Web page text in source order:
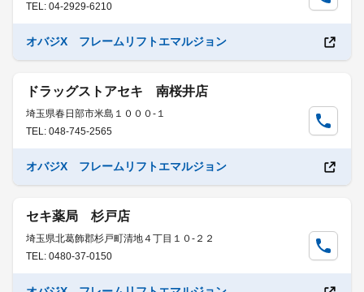
TEL: 04-2929-6210
オバジX フレームリフトエマルジョン
ドラッグストアセキ 南桜井店
埼玉県春日部市米島１０００-１
TEL: 048-745-2565
オバジX フレームリフトエマルジョン
セキ薬局 杉戸店
埼玉県北葛飾郡杉戸町清地４丁目１０-２２
TEL: 0480-37-0150